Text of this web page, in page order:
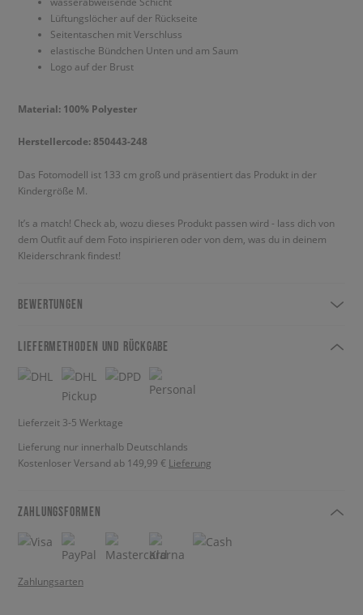
Lüftungslöcher auf der Rückseite
Seitentaschen mit Verschluss
elastische Bündchen Unten und am Saum
Logo auf der Brust
Material: 100% Polyester
Herstellercode: 850443-248
Das Fotomodell ist 133 cm groß und präsentiert das Produkt in der
Kindergröße M.
It’s a match! Check ab, wozu dieses Produkt passen wird - lass dich von
dem Outfit auf dem Foto inspirieren oder von dem, was du in deinem
Kleiderschrank findest!
BEWERTUNGEN
LIEFERMETHODEN UND RÜCKGABE
Lieferzeit 3-5 Werktage
Lieferung nur innerhalb Deutschlands
Kostenloser Versand ab 149,99 € Lieferung
ZAHLUNGSFORMEN
Zahlungsarten